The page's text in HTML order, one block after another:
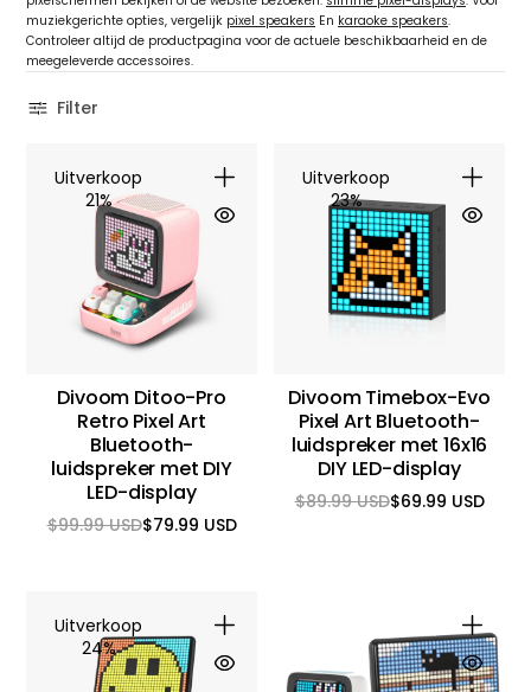
muziekgerichte opties, vergelijk pixel speakers En karaoke speakers.
Controleer altijd de productpagina voor de actuele beschikbaarheid en de
meegeleverde accessoires.
Filter
Divoom Ditoo-Pro
Retro Pixel Art
Bluetooth-
luidspreker met DIY
LED-display
$79.99 USD
Reguliere
$99.99 USDAanbiedingsprijs
Uitverkoop
21%
Divoom Timebox-Evo
Pixel Art Bluetooth-
luidspreker met 16x16
DIY LED-display
$69.99 USD
Reguliere
$89.99 USDAanbiedingsprijs
Uitverkoop
23%
Uitverkoop
24%